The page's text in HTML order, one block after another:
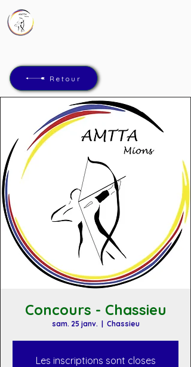
Retour
Concours - Chassieu
sam. 25 janv.
  |
Chassieu
Les inscriptions sont closes